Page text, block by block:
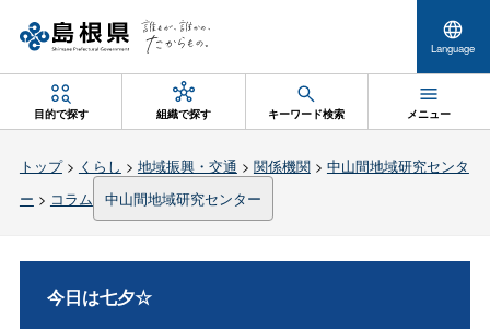
Language
目的で探す 組織で探す キーワード検索 メニュー
トップ> くらし > 地域振興・交通 > 関係機関> 中山間地域研究センタ
ー > コラム 中山間地域研究センター
今日は七夕☆